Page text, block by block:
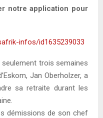
notre application pour
infos/id1635239033
trois semaines
Jan Oberholzer, a
sa retraite durant les
démissions de son chef